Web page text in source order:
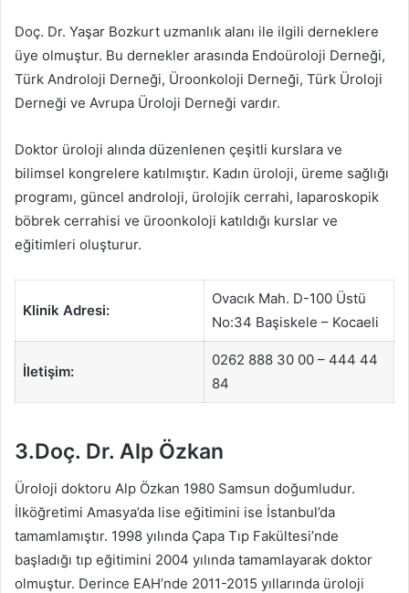
Doç. Dr. Yaşar Bozkurt uzmanlık alanı ile ilgili derneklere
üye olmuştur. Bu dernekler arasında Endoüroloji Derneği,
Türk Androloji Derneği, Üroonkoloji Derneği, Türk Üroloji
Derneği ve Avrupa Üroloji Derneği vardır.
Doktor üroloji alında düzenlenen çeşitli kurslara ve
bilimsel kongrelere katılmıştır. Kadın üroloji, üreme sağlığı
programı, güncel androloji, ürolojik cerrahi, laparoskopik
böbrek cerrahisi ve üroonkoloji katıldığı kurslar ve
eğitimleri oluşturur.
Klinik Adresi:
Ovacık Mah. D-100 Üstü
No:34 Başiskele – Kocaeli
İletişim:
0262 888 30 00 – 444 44
84
3.Doç. Dr. Alp Özkan
Üroloji doktoru Alp Özkan 1980 Samsun doğumludur.
İlköğretimi Amasya’da lise eğitimini ise İstanbul’da
tamamlamıştır. 1998 yılında Çapa Tıp Fakültesi’nde
başladığı tıp eğitimini 2004 yılında tamamlayarak doktor
olmuştur. Derince EAH’nde 2011-2015 yıllarında üroloji